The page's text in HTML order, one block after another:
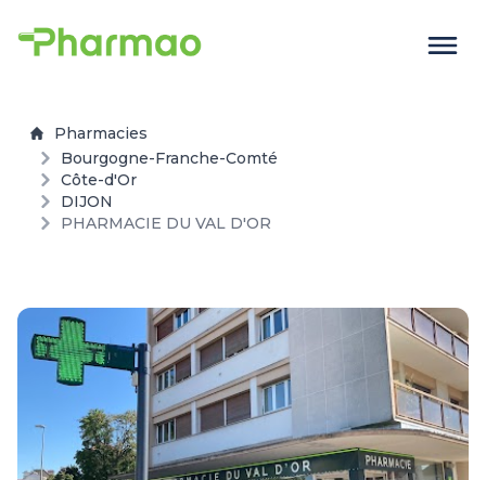
Pharmacies
Bourgogne-Franche-Comté
Côte-d'Or
DIJON
PHARMACIE DU VAL D'OR